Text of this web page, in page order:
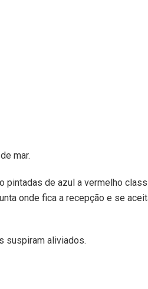
mar.
de azul a vermelho
onde fica a recepção e se
suspiram aliviados.